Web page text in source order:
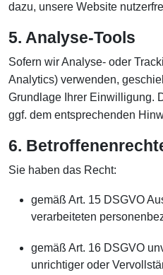
dazu, unsere Website
5. Analyse-Tools
Sofern wir Analyse- oder
Analytics) verwenden,
Grundlage Ihrer Einwilligung.
ggf. dem entsprechenden
6.
Sie haben das Recht:
gemäß Art. 15 DSGVO
verarbeiteten
gemäß Art. 16 DSGVO
unrichtiger oder